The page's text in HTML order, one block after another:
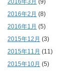
2016年3月 (9)
2016年2月 (8)
2016年1月 (5)
2015年12月 (3)
2015年11月 (11)
2015年10月 (5)